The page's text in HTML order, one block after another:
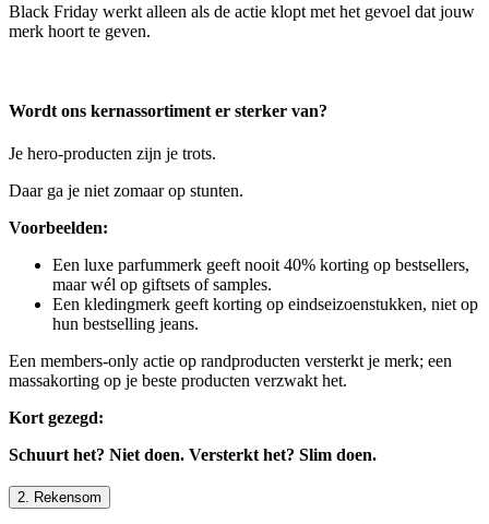
Black Friday werkt alleen als de actie klopt met het gevoel dat jouw
merk hoort te geven.
Wordt ons kernassortiment er sterker van?
Je hero-producten zijn je trots.
Daar ga je niet zomaar op stunten.
Voorbeelden:
Een luxe parfummerk geeft nooit 40% korting op bestsellers,
maar wél op giftsets of samples.
Een kledingmerk geeft korting op eindseizoenstukken, niet op
hun bestselling jeans.
Een members-only actie op randproducten versterkt je merk; een
massakorting op je beste producten verzwakt het.
Kort gezegd:
Schuurt het? Niet doen. Versterkt het? Slim doen.
2. Rekensom